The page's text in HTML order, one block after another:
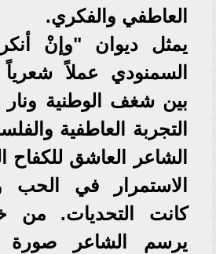
العاطفي والفكري.
يمثل ديوان "وإنْ
السمنودي عملاً
بين شغف الوطنية ونار
التجربة العاطفية
الشاعر العاشق
الاستمرار في الحب
كانت التحديات. من
يرسم الشاعر صورة